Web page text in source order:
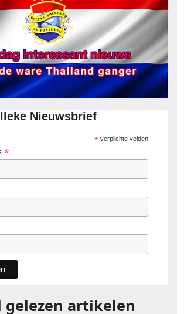
Nieuwsbrief
*verplichte velden
*
gelezen artikelen